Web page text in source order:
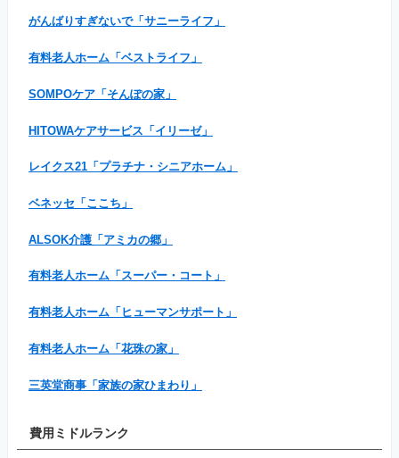
がんばりすぎないで「サニーライフ」
有料老人ホーム「ベストライフ」
SOMPOケア「そんぽの家」
HITOWAケアサービス「イリーゼ」
レイクス21「プラチナ・シニアホーム」
ベネッセ「ここち」
ALSOK介護「アミカの郷」
有料老人ホーム「スーパー・コート」
有料老人ホーム「ヒューマンサポート」
有料老人ホーム「花珠の家」
三英堂商事「家族の家ひまわり」
費用ミドルランク